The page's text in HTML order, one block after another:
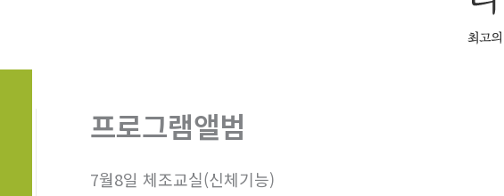
프로그램앨범
7월8일 체조교실(신체기능)